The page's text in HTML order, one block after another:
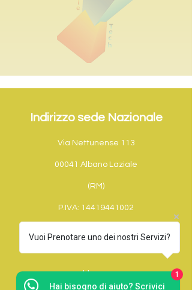
Indirizzo sede Nazionale
Via Nettunense 113
00041 Albano Laziale
(RM)
P.IVA: 14419441002
Home
Vuoi Prenotare uno dei nostri Servizi?
Hai bisogno di aiuto? Scrivici
1